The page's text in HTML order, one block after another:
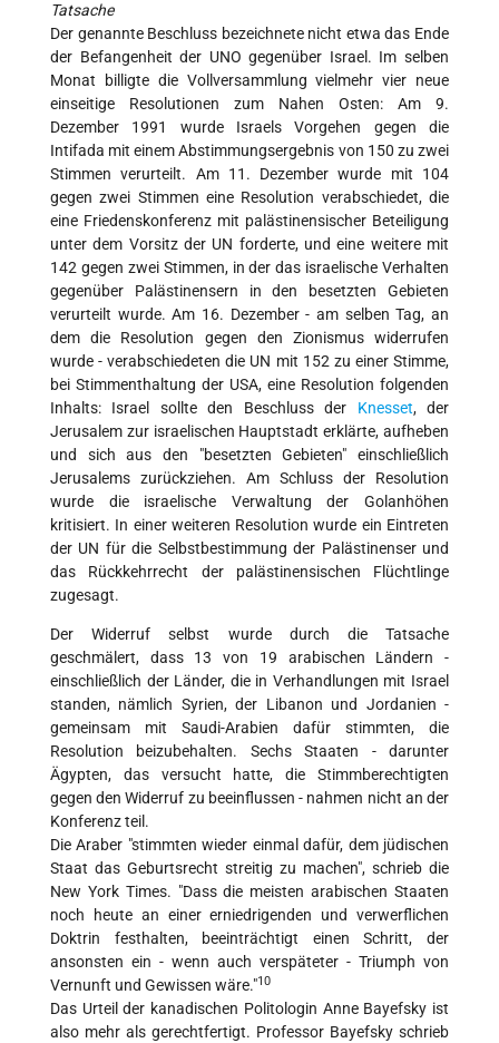
Tatsache
Der genannte Beschluss bezeichnete nicht etwa das Ende
der Befangenheit der UNO gegenüber Israel. Im selben
Monat billigte die Vollversammlung vielmehr vier neue
einseitige Resolutionen zum Nahen Osten: Am 9.
Dezember 1991 wurde Israels Vorgehen gegen die
Intifada mit einem Abstimmungsergebnis von 150 zu zwei
Stimmen verurteilt. Am 11. Dezember wurde mit 104
gegen zwei Stimmen eine Resolution verabschiedet, die
eine Friedenskonferenz mit palästinensischer Beteiligung
unter dem Vorsitz der UN forderte, und eine weitere mit
142 gegen zwei Stimmen, in der das israelische Verhalten
gegenüber Palästinensern in den besetzten Gebieten
verurteilt wurde. Am 16. Dezember - am selben Tag, an
dem die Resolution gegen den Zionismus widerrufen
wurde - verabschiedeten die UN mit 152 zu einer Stimme,
bei Stimmenthaltung der USA, eine Resolution folgenden
Inhalts: Israel sollte den Beschluss der Knesset, der
Jerusalem zur israelischen Hauptstadt erklärte, aufheben
und sich aus den "besetzten Gebieten" einschließlich
Jerusalems zurückziehen. Am Schluss der Resolution
wurde die israelische Verwaltung der Golanhöhen
kritisiert. In einer weiteren Resolution wurde ein Eintreten
der UN für die Selbstbestimmung der Palästinenser und
das Rückkehrrecht der palästinensischen Flüchtlinge
zugesagt.
Der Widerruf selbst wurde durch die Tatsache
geschmälert, dass 13 von 19 arabischen Ländern -
einschließlich der Länder, die in Verhandlungen mit Israel
standen, nämlich Syrien, der Libanon und Jordanien -
gemeinsam mit Saudi-Arabien dafür stimmten, die
Resolution beizubehalten. Sechs Staaten - darunter
Ägypten, das versucht hatte, die Stimmberechtigten
gegen den Widerruf zu beeinflussen - nahmen nicht an der
Konferenz teil.
Die Araber "stimmten wieder einmal dafür, dem jüdischen
Staat das Geburtsrecht streitig zu machen", schrieb die
New York Times. "Dass die meisten arabischen Staaten
noch heute an einer erniedrigenden und verwerflichen
Doktrin festhalten, beeinträchtigt einen Schritt, der
ansonsten ein - wenn auch verspäteter - Triumph von
Vernunft und Gewissen wäre."10
Das Urteil der kanadischen Politologin Anne Bayefsky ist
also mehr als gerechtfertigt. Professor Bayefsky schrieb